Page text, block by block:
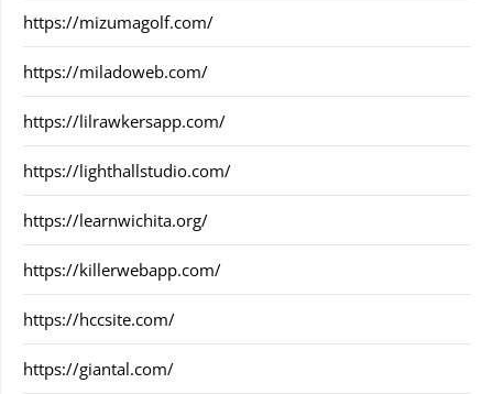
https://mizumagolf.com/
https://miladoweb.com/
https://lilrawkersapp.com/
https://lighthallstudio.com/
https://learnwichita.org/
https://killerwebapp.com/
https://hccsite.com/
https://giantal.com/